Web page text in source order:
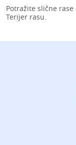
Potražite slične
Terijer rasu.